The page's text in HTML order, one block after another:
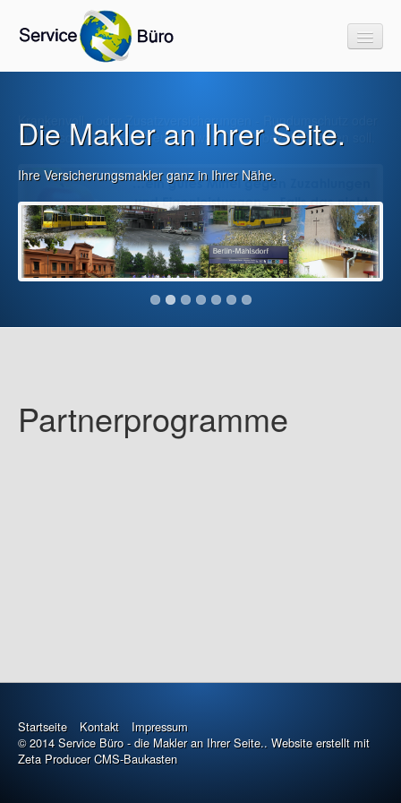
Start
Link`s & Downloads
Informatives
Impressum
Kontakt
Die Makler an Ihrer Seite.
Ihre Versicherungsmakler ganz in Ihrer Nähe.
Krankenvoll - oder Zusatzversicherungen - Rundumschutz oder
Lückenschluß. Bestimmen Sie, was für Sie bezahlt werden soll.
Partnerprogramme
Startseite Kontakt
Impressum
© 2014 Service Büro - die Makler an Ihrer Seite.. Website erstellt mit
Zeta Producer CMS-Baukasten